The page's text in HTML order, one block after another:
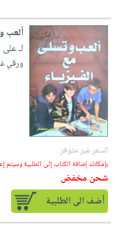
بالذات
صابون
أطفال
مناسبات
سياسة
الشركة
فيديوهات
أسئلة
يتكرر
طرحها
خدمات
نيل
وفرات
انشر
كتابك
تواصل
معنا
لائحة
الأمنيات
عربة
التسوق
نشرة
الإصدارات
ألعب
لـ
ورقي
السعر غير متوفر
بإمكانك إضافة الكتاب إلى الطلبية وسيتم
شحن مخفض
أضف الى الطلبية